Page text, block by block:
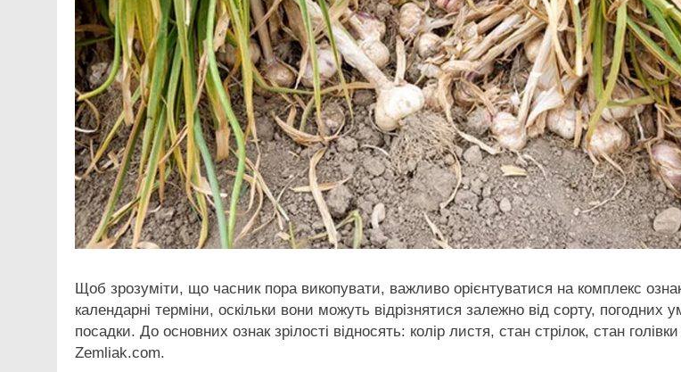
Щоб зрозуміти, що часник пора викопувати, важливо орієнтуватися на комплекс
календарні терміни, оскільки вони можуть відрізнятися залежно від сорту, погодних
посадки. До основних ознак зрілості відносять: колір листя, стан стрілок, стан
Zemliak.com.